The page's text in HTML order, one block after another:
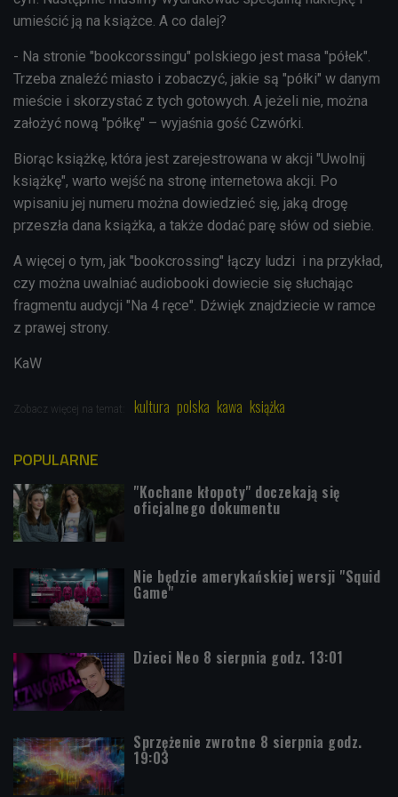
umieścić ją na książce. A co dalej?
- Na stronie "bookcorssingu" polskiego jest masa "półek".
Trzeba znaleźć miasto i zobaczyć, jakie są "półki" w danym
mieście i skorzystać z tych gotowych. A jeżeli nie, można
założyć nową "półkę" – wyjaśnia gość Czwórki.
Biorąc książkę, która jest zarejestrowana w akcji "Uwolnij
książkę", warto wejść na stronę internetowa akcji. Po
wpisaniu jej numeru można dowiedzieć się, jaką drogę
przeszła dana książka, a także dodać parę słów od siebie.
A więcej o tym, jak "bookcrossing" łączy ludzi i na przykład,
czy można uwalniać audiobooki dowiecie się słuchając
fragmentu audycji "Na 4 ręce". Dźwięk znajdziecie w ramce
z prawej strony.
KaW
Zobacz więcej na temat: kultura polska kawa książka
POPULARNE
"Kochane kłopoty" doczekają się
oficjalnego dokumentu
Nie będzie amerykańskiej wersji "Squid
Game"
Dzieci Neo 8 sierpnia godz. 13:01
Sprzężenie zwrotne 8 sierpnia godz.
19:03